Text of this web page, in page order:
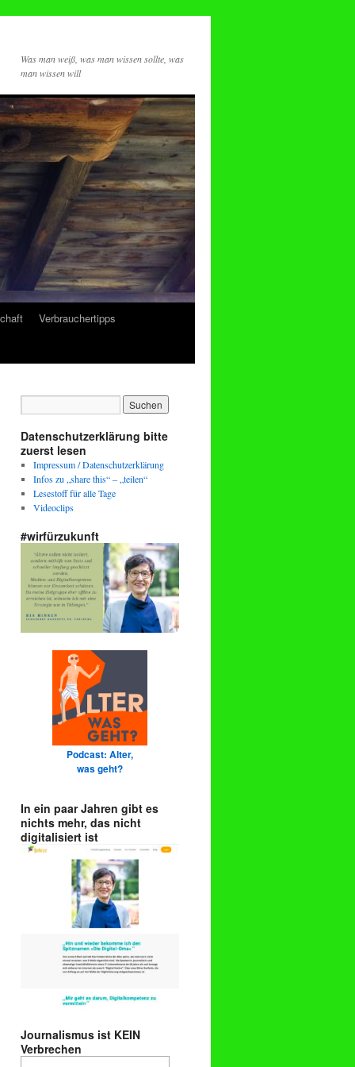
Was man weiß, was man wissen sollte, was
man wissen will
Verbrauchertipps
Datenschutzerklärung bitte
zuerst lesen
Impressum / Datenschutzerklärung
Infos zu „share this“ – „teilen“
Lesestoff für alle Tage
Videoclips
#wirfürzukunft
Podcast: Alter,
was geht?
In ein paar Jahren gibt es
nichts mehr, das nicht
digitalisiert ist
Journalismus ist KEIN
Verbrechen